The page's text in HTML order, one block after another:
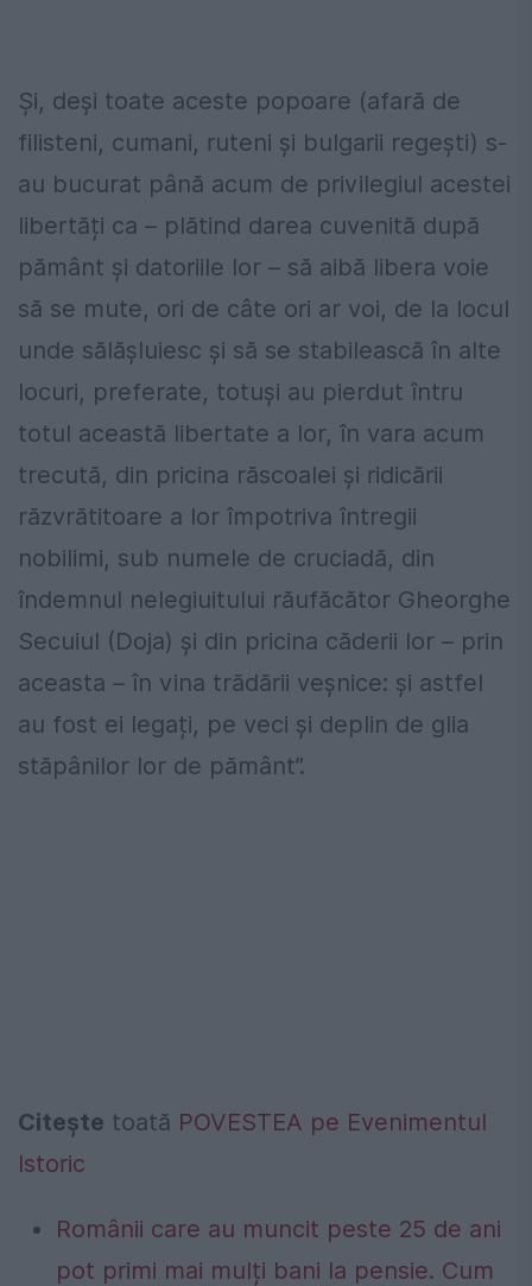
Și, deși toate aceste popoare (afară de
filisteni, cumani, ruteni și bulgarii regești) s-
au bucurat până acum de privilegiul acestei
libertăți ca – plătind darea cuvenită după
pământ și datoriile lor – să aibă libera voie
să se mute, ori de câte ori ar voi, de la locul
unde sălășluiesc și să se stabilească în alte
locuri, preferate, totuși au pierdut întru
totul această libertate a lor, în vara acum
trecută, din pricina răscoalei și ridicării
răzvrătitoare a lor împotriva întregii
nobilimi, sub numele de cruciadă, din
îndemnul nelegiuitului răufăcător Gheorghe
Secuiul (Doja) și din pricina căderii lor – prin
aceasta – în vina trădării veșnice: și astfel
au fost ei legați, pe veci și deplin de glia
stăpânilor lor de pământ”.
Citește toată POVESTEA pe Evenimentul
Istoric
Românii care au muncit peste 25 de ani
pot primi mai mulți bani la pensie. Cum